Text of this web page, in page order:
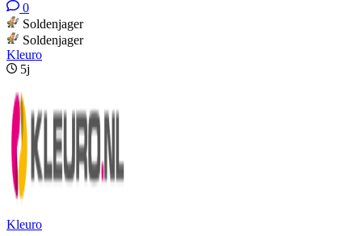
0
Soldenjager
Soldenjager
Kleuro
5j
Kleuro